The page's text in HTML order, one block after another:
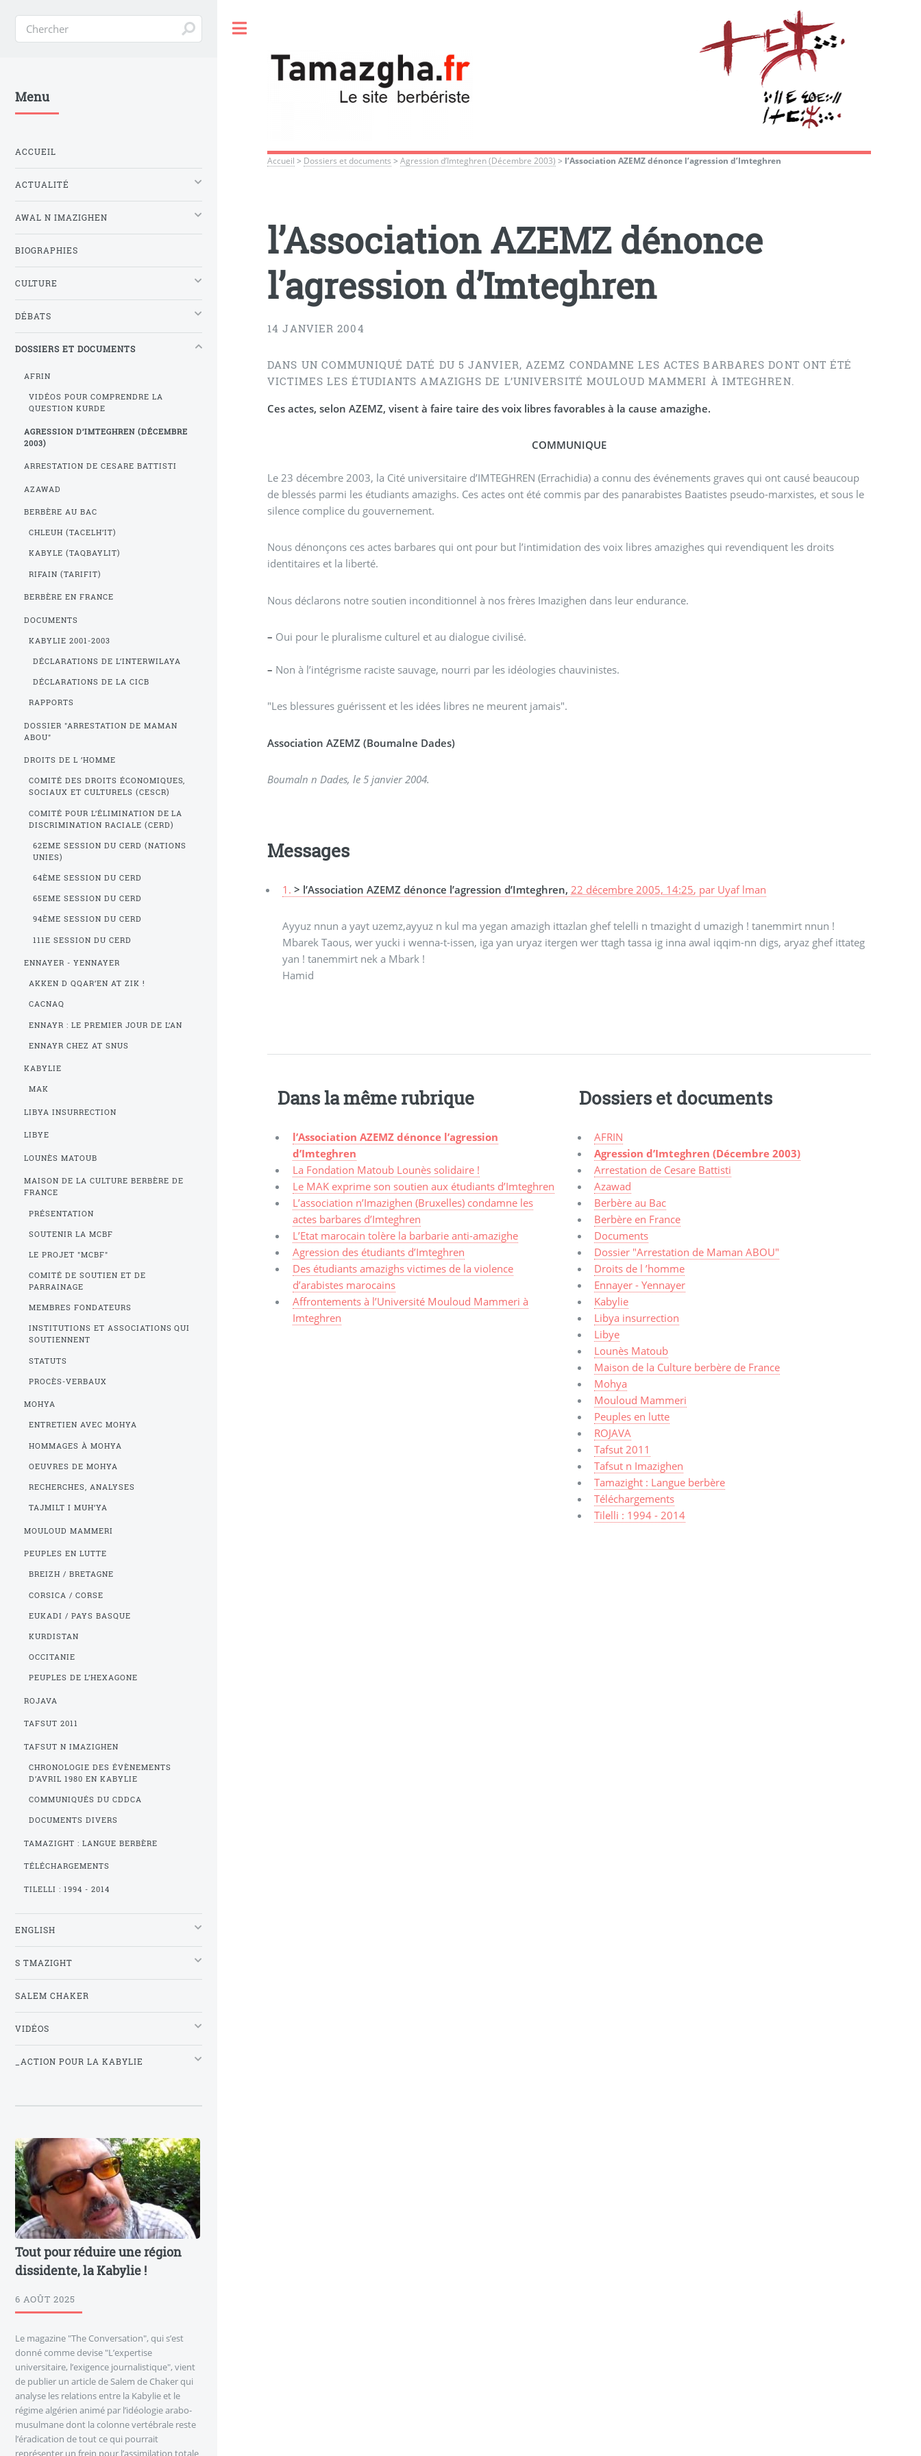
Accueil > Dossiers et documents >Agression d’Imteghren (Décembre 2003) > l’Association AZEMZ dénonce l’agression d’Imteghren
l’Association AZEMZ dénonce
l’agression d’Imteghren
14 JANVIER 2004
DANS UN COMMUNIQUÉ DATÉ DU 5 JANVIER, AZEMZ CONDAMNE LES ACTES BARBARES DONT ONT ÉTÉ
VICTIMES LES ÉTUDIANTS AMAZIGHS DE L’UNIVERSITÉ MOULOUD MAMMERI À IMTEGHREN.
Ces actes, selon AZEMZ, visent à faire taire des voix libres favorables à la cause amazighe.
COMMUNIQUE
Le 23 décembre 2003, la Cité universitaire d’IMTEGHREN (Errachidia) a connu des événements graves qui ont causé beaucoup
de blessés parmi les étudiants amazighs. Ces actes ont été commis par des panarabistes Baatistes pseudo-marxistes, et sous le
silence complice du gouvernement.
Nous dénonçons ces actes barbares qui ont pour but l’intimidation des voix libres amazighes qui revendiquent les droits
identitaires et la liberté.
Nous déclarons notre soutien inconditionnel à nos frères Imazighen dans leur endurance.
– Oui pour le pluralisme culturel et au dialogue civilisé.
– Non à l’intégrisme raciste sauvage, nourri par les idéologies chauvinistes.
"Les blessures guérissent et les idées libres ne meurent jamais".
Association AZEMZ (Boumalne Dades)
Boumaln n Dades, le 5 janvier 2004.
Messages
1. > l’Association AZEMZ dénonce l’agression d’Imteghren, 22 décembre 2005, 14:25, par Uyaf lman
Ayyuz nnun a yayt uzemz,ayyuz n kul ma yegan amazigh ittazlan ghef telelli n tmazight d umazigh ! tanemmirt nnun !
Mbarek Taous, wer yucki i wenna-t-issen, iga yan uryaz itergen wer ttagh tassa ig inna awal iqqim-nn digs, aryaz ghef ittateg
yan ! tanemmirt nek a Mbark !
Hamid
Dans la même rubrique
l’Association AZEMZ dénonce l’agression
d’Imteghren
La Fondation Matoub Lounès solidaire !
Le MAK exprime son soutien aux étudiants d’Imteghren
L’association n’Imazighen (Bruxelles) condamne les
actes barbares d’Imteghren
L’Etat marocain tolère la barbarie anti-amazighe
Agression des étudiants d’Imteghren
Des étudiants amazighs victimes de la violence
d’arabistes marocains
Affrontements à l’Université Mouloud Mammeri à
Imteghren
Dossiers et documents
AFRIN
Agression d’Imteghren (Décembre 2003)
Arrestation de Cesare Battisti
Azawad
Berbère au Bac
Berbère en France
Documents
Dossier "Arrestation de Maman ABOU"
Droits de l ’homme
Ennayer - Yennayer
Kabylie
Libya insurrection
Libye
Lounès Matoub
Maison de la Culture berbère de France
Mohya
Mouloud Mammeri
Peuples en lutte
ROJAVA
Tafsut 2011
Tafsut n Imazighen
Tamazight : Langue berbère
Téléchargements
Tilelli : 1994 - 2014
Menu
ACCUEIL
ACTUALITÉ
AWAL N IMAZIGHEN
BIOGRAPHIES
CULTURE
DÉBATS
DOSSIERS ET DOCUMENTS
AFRIN
VIDÉOS POUR COMPRENDRE LA
QUESTION KURDE
AGRESSION D’IMTEGHREN (DÉCEMBRE
2003)
ARRESTATION DE CESARE BATTISTI
AZAWAD
BERBÈRE AU BAC
CHLEUH (TACELH’IT)
KABYLE (TAQBAYLIT)
RIFAIN (TARIFIT)
BERBÈRE EN FRANCE
DOCUMENTS
KABYLIE 2001-2003
DÉCLARATIONS DE L’INTERWILAYA
DÉCLARATIONS DE LA CICB
RAPPORTS
DOSSIER "ARRESTATION DE MAMAN
ABOU"
DROITS DE L ’HOMME
COMITÉ DES DROITS ÉCONOMIQUES,
SOCIAUX ET CULTURELS (CESCR)
COMITÉ POUR L’ÉLIMINATION DE LA
DISCRIMINATION RACIALE (CERD)
62EME SESSION DU CERD (NATIONS
UNIES)
64ÈME SESSION DU CERD
65EME SESSION DU CERD
94ÈME SESSION DU CERD
111E SESSION DU CERD
ENNAYER - YENNAYER
AKKEN D QQAR’EN AT ZIK !
CACNAQ
ENNAYR : LE PREMIER JOUR DE L’AN
ENNAYR CHEZ AT SNUS
KABYLIE
MAK
LIBYA INSURRECTION
LIBYE
LOUNÈS MATOUB
MAISON DE LA CULTURE BERBÈRE DE
FRANCE
PRÉSENTATION
SOUTENIR LA MCBF
LE PROJET "MCBF"
COMITÉ DE SOUTIEN ET DE
PARRAINAGE
MEMBRES FONDATEURS
INSTITUTIONS ET ASSOCIATIONS QUI
SOUTIENNENT
STATUTS
PROCÈS-VERBAUX
MOHYA
ENTRETIEN AVEC MOHYA
HOMMAGES À MOHYA
OEUVRES DE MOHYA
RECHERCHES, ANALYSES
TAJMILT I MUH’YA
MOULOUD MAMMERI
PEUPLES EN LUTTE
BREIZH / BRETAGNE
CORSICA / CORSE
EUKADI / PAYS BASQUE
KURDISTAN
OCCITANIE
PEUPLES DE L’HEXAGONE
ROJAVA
TAFSUT 2011
TAFSUT N IMAZIGHEN
CHRONOLOGIE DES ÉVÈNEMENTS
D’AVRIL 1980 EN KABYLIE
COMMUNIQUÉS DU CDDCA
DOCUMENTS DIVERS
TAMAZIGHT : LANGUE BERBÈRE
TÉLÉCHARGEMENTS
TILELLI : 1994 - 2014
ENGLISH
S TMAZIGHT
SALEM CHAKER
VIDÉOS
_ACTION POUR LA KABYLIE
Tout pour réduire une région
dissidente, la Kabylie !
6 AOÛT 2025
Le magazine "The Conversation", qui s’est
donné comme devise "L’expertise
universitaire, l’exigence journalistique", vient
de publier un article de Salem de Chaker qui
analyse les relations entre la Kabylie et le
régime algérien animé par l’idéologie arabo-
musulmane dont la colonne vertébrale reste
l’éradication de tout ce qui pourrait
représenter un frein pour l’assimilation totale